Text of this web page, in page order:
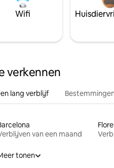
Wifi
verkennen
lang verblijf
van een maand
tonen